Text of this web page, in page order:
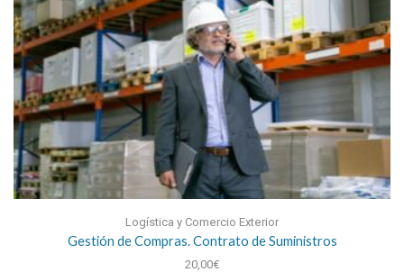
Logística y Comercio Exterior
Gestión de Compras. Contrato de Suministros
20,00€